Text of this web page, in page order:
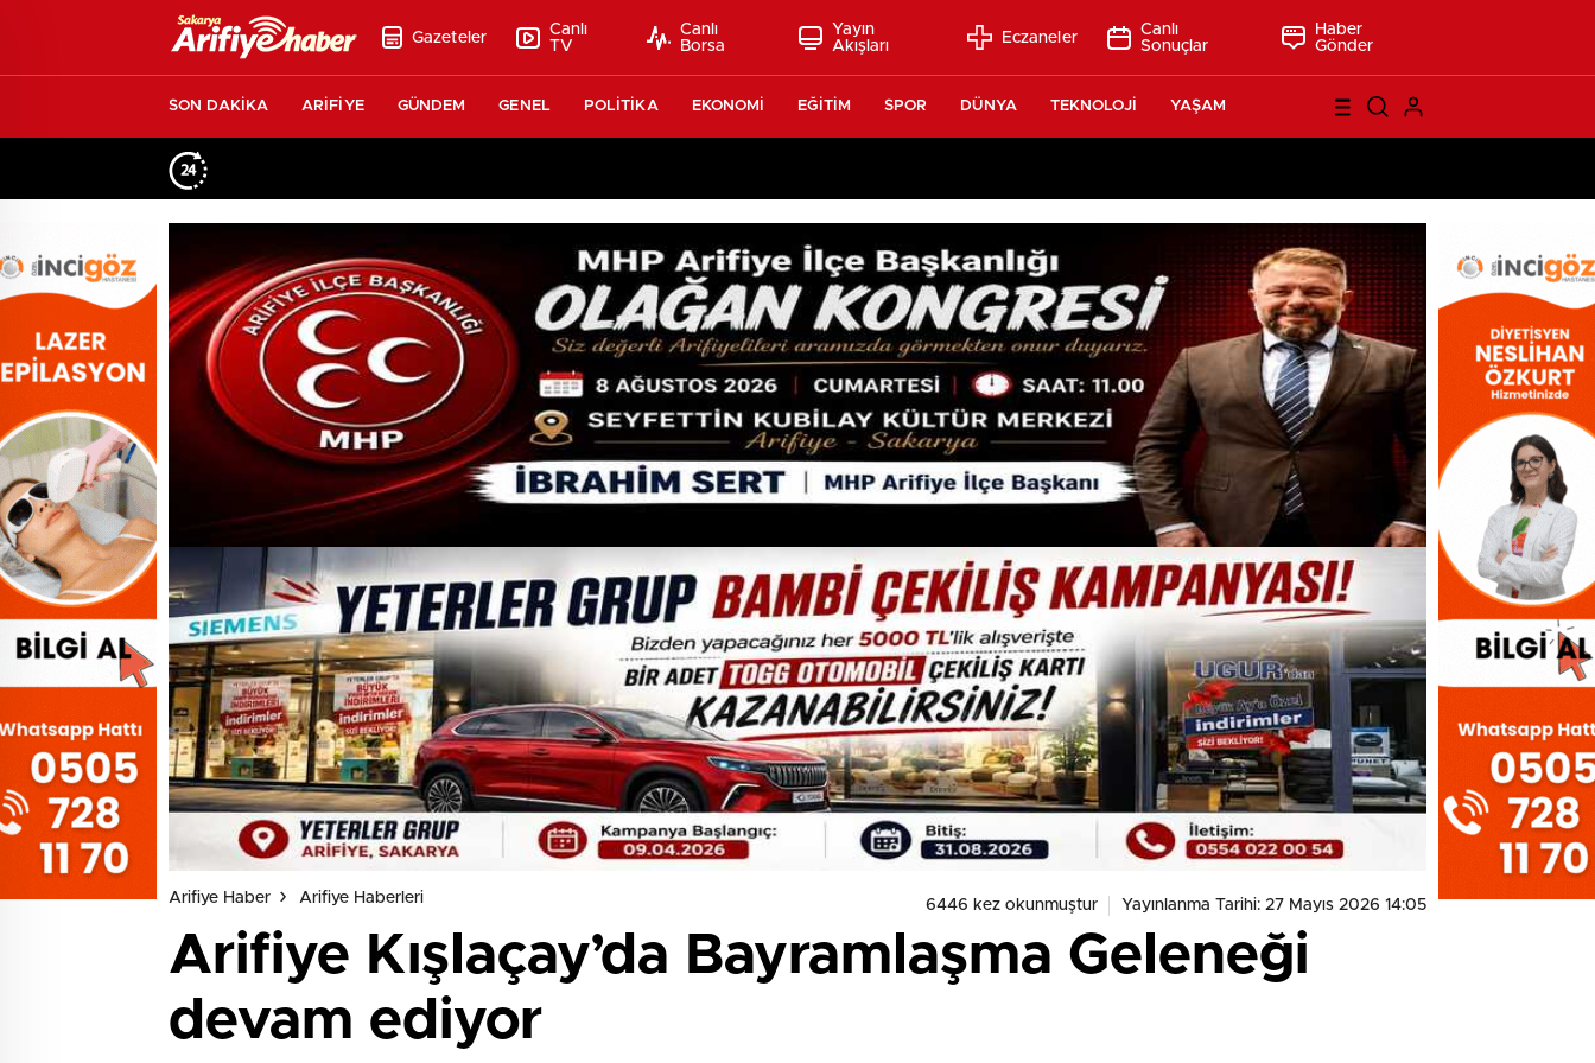
Gazeteler
Canlı
TV
Canlı
Borsa
Yayın
Akışları
Eczaneler
Canlı
Sonuçlar
Haber
Gönder
SON DAKİKA ARİFİYE GÜNDEM GENEL POLİTİKA EKONOMİ EĞİTİM SPOR DÜNYA TEKNOLOJİ YAŞAM
Arifiye Haber Arifiye Haberleri 6446 kez okunmuştur Yayınlanma Tarihi: 27 Mayıs 2026 14:05
Arifiye Kışlaçay’da Bayramlaşma Geleneği
devam ediyor